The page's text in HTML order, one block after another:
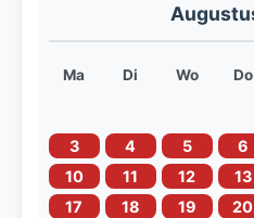
Ma Di Wo Do
3
4 5 6
10
11 12 13
17
18 19 20